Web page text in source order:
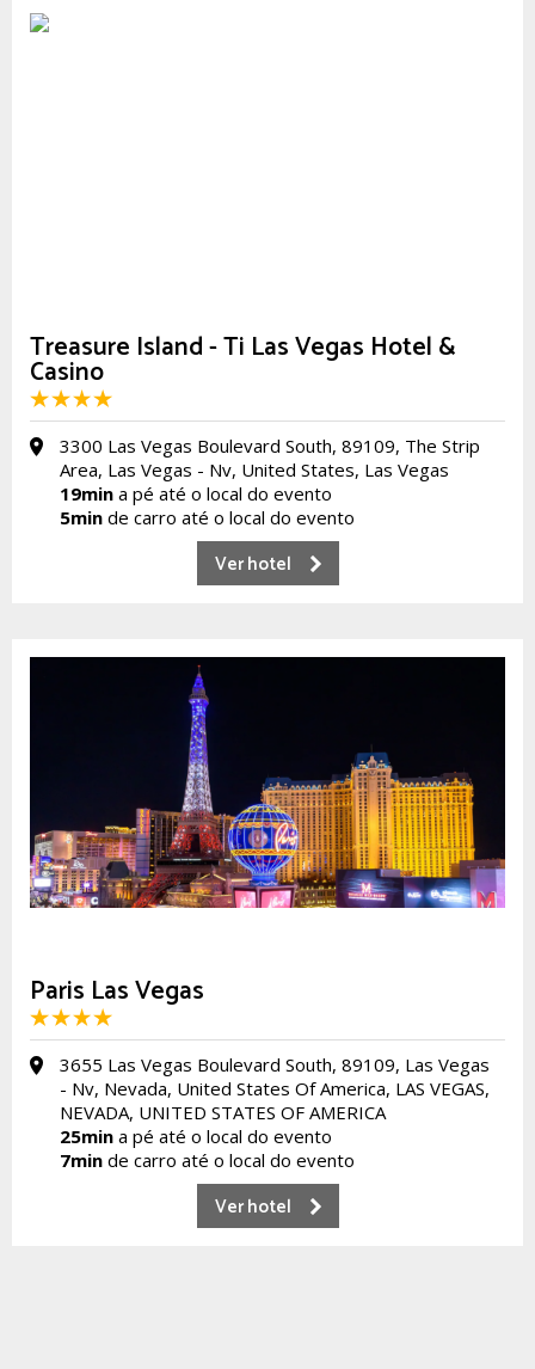
Treasure Island - Ti Las Vegas Hotel &
Casino
3300 Las Vegas Boulevard South, 89109, The Strip
Area, Las Vegas - Nv, United States, Las Vegas
19min a pé até o local do evento
5min de carro até o local do evento
Ver hotel
Paris Las Vegas
3655 Las Vegas Boulevard South, 89109, Las Vegas
- Nv, Nevada, United States Of America, LAS VEGAS,
NEVADA, UNITED STATES OF AMERICA
25min a pé até o local do evento
7min de carro até o local do evento
Ver hotel